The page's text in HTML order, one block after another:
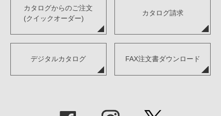
カタログからのご注文
(クイックオーダー)
カタログ請求
デジタルカタログ FAX注文書ダウンロード